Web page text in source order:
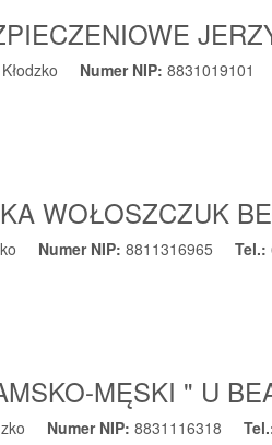
Kłodzko Numer NIP:8831019101
WOŁOSZCZUK
Numer NIP:8811316965 Tel.:
MĘSKI " U
Numer NIP:8831116318